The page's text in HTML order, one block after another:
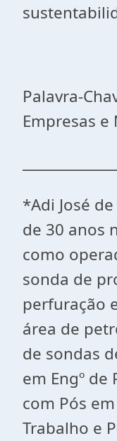
Palavra-
Empresas
*Adi José
de 30 anos
como
sonda de
perfuração
área de
de sondas
em Engº de
com Pós
Trabalho e